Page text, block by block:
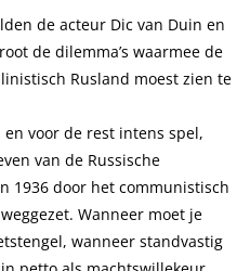
de acteur Dic van Duin en
de dilemma’s waarmee de
Rusland moest zien te
voor de rest intens spel,
van de Russische
1936 door het communistisch
Wanneer moet je
wanneer standvastig